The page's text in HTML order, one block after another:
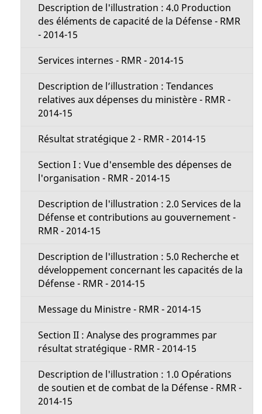
Description de l'illustration : 4.0 Production
des éléments de capacité de la Défense - RMR
- 2014-15
Services internes - RMR - 2014-15
Description de l’illustration : Tendances
relatives aux dépenses du ministère - RMR -
2014-15
Résultat stratégique 2 - RMR - 2014-15
Section I : Vue d'ensemble des dépenses de
l'organisation - RMR - 2014-15
Description de l'illustration : 2.0 Services de la
Défense et contributions au gouvernement -
RMR - 2014-15
Description de l'illustration : 5.0 Recherche et
développement concernant les capacités de la
Défense - RMR - 2014-15
Message du Ministre - RMR - 2014-15
Section II : Analyse des programmes par
résultat stratégique - RMR - 2014-15
Description de l'illustration : 1.0 Opérations
de soutien et de combat de la Défense - RMR -
2014-15